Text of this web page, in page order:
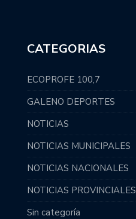
CATEGORIAS
ECOPROFE 100,7
GALENO DEPORTES
NOTICIAS
NOTICIAS MUNICIPALES
NOTICIAS NACIONALES
NOTICIAS PROVINCIALES
Sin categoría